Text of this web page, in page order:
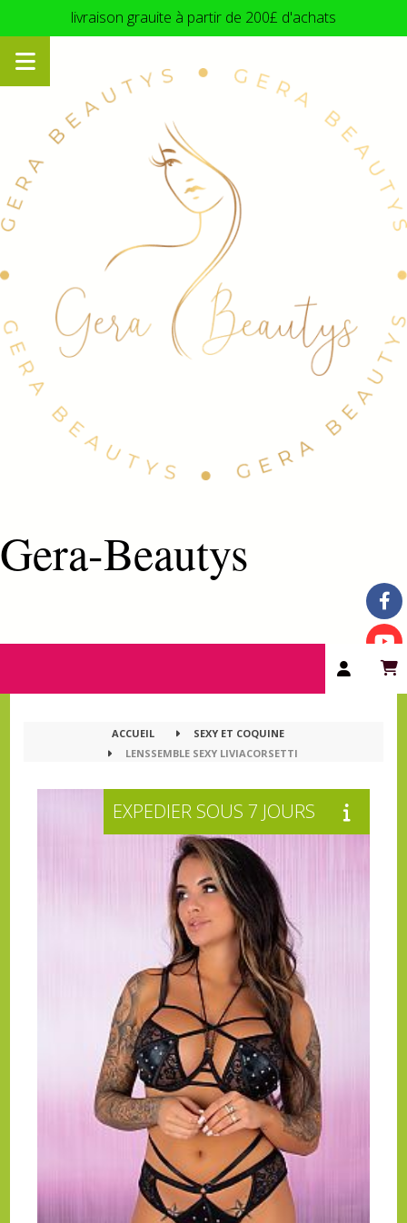
livraison grauite à partir de 200£ d'achats
Gera-Beautys
ACCUEIL
SEXY ET COQUINE
LENSSEMBLE SEXY LIVIACORSETTI